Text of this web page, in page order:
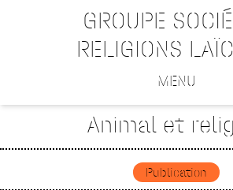
GROUPE
RELIGIONS
MENU
Animal et
Publication